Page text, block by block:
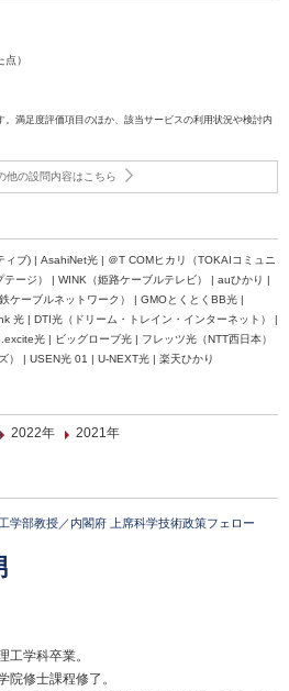
）
満足度評価項目のほか、該当サービスの利用状況や検討内
他の設問内容はこちら
ィブ) | AsahiNet光 | ＠T COMヒカリ（TOKAIコミュニ
ージ） | WINK（姫路ケーブルテレビ） | auひかり |
ケーブルネットワーク） | GMOとくとくBB光 |
光 | DTI光（ドリーム・トレイン・インターネット） |
光 | ビッグローブ光 | フレッツ光（NTT西日本）
） | USEN光 01 | U-NEXT光 | 楽天ひかり
2022年 2021年
学部教授／内閣府 上席科学技術政策フェロー
工学科卒業。
院修士課程修了。